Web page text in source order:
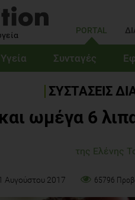
PORTAL
Υγεία Συνταγές
ΣΥΣΤΑΣΕΙΣ
ωμέγα 6
της Ελένης
Αυγούστου 2017 65796